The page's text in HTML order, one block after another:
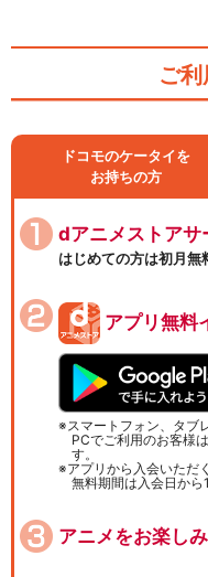
ご
ドコモのケータイを
お持ちの方
dアニメストアサ
はじめての方は初月無
アプリ無料
スマートフォン、タブ
PCでご利用のお客様
す。
アプリから入会いただ
無料期間は入会日から
アニメをお楽し